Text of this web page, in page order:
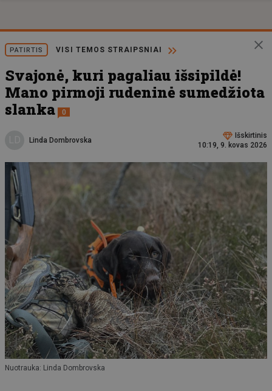
PATIRTIS VISI TEMOS STRAIPSNIAI
Svajonė, kuri pagaliau išsipildė!
Mano pirmoji rudeninė sumedžiota
slanka
0
Linda Dombrovska
Išskirtinis
10:19, 9. kovas 2026
Nuotrauka: Linda Dombrovska